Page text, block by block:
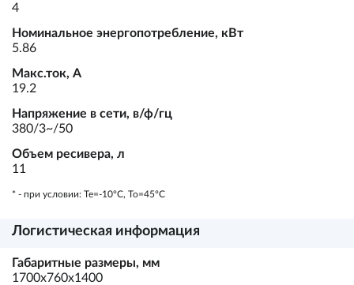
4
Номинальное энергопотребление, кВт
5.86
Макс.ток, А
19.2
Напряжение в сети, в/ф/гц
380/3~/50
Объем ресивера, л
11
* - при условии: Te=-10ºC, To=45ºC
Логистическая информация
Габаритные размеры, мм
1700х760х1400